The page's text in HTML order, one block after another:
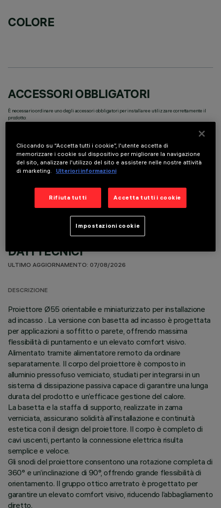
COLORE
ACCESSORI OBBLIGATORI
È necessario ordinare uno degli accessori obbligatori per installare e utilizzare correttamente il
prodotto:
DATI TECNICI
ULTIMO AGGIORNAMENTO: 07/08/2026
DESCRIZIONE
Proiettore Ø55 orientabile e miniaturizzato per installazione
ad incasso . La versione con basetta ad incasso è progettata
per applicazioni a soffitto o parete, offrendo massima
flessibilità di puntamento e un elevato comfort visivo.
Alimentato tramite alimentatore remoto da ordinare
separatamente. Il corpo del proiettore è composto in
alluminio pressofuso verniciato, studiati per integrarsi in un
sistema di dissipazione passiva capace di garantire una lunga
durata del prodotto e un’efficace gestione del calore.
La basetta e la staffa di supporto, realizzate in zama
verniciata, assicurano solidità all’installazione e continuità
estetica con il design del proiettore. Il corpo è completo di
cavi uscenti, pertanto la connessione elettrica risulta
semplice e veloce.
Gli snodi del proiettore consentono una rotazione completa di
360° e un’inclinazione di 90°, offrendo grande flessibilità di
orientamento. Il gruppo ottico arretrato è progettato per
garantire un elevato comfort visivo, riducendo l’abbagliamento
diretto.
Cliccando su “Accetta tutti i cookie”, l'utente accetta di
memorizzare i cookie sul dispositivo per migliorare la navigazione
del sito, analizzare l'utilizzo del sito e assistere nelle nostre attività
di marketing.
Ulteriori informazioni
Rifiuta tutti Accetta tutti i cookie
Impostazioni cookie